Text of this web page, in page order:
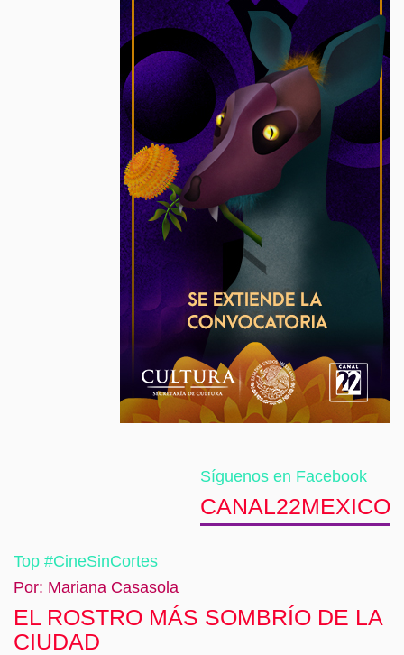
Síguenos en Facebook
CANAL22MEXICO
Top #CineSinCortes
Por: Mariana Casasola
EL ROSTRO MÁS SOMBRÍO DE LA
CIUDAD